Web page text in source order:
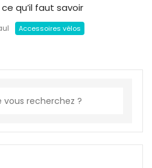
qu’il faut savoir
Accessoires vélos